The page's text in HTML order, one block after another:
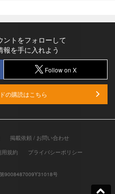
ントをフォローして
を手に入れよう
Follow on X
の購読はこちら
掲載依頼 / お問い合わせ
用規約 プライバシーポリシー
9008487009Y31018号